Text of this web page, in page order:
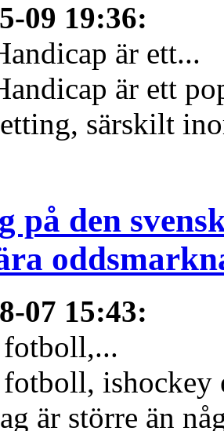
09 19:36:
är ett...
är ett
särskilt
på den
07 15:43:
fotboll,...
fotboll,
är större än